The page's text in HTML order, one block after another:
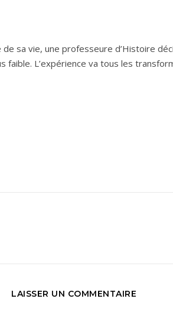
sa vie, une professeure d’Histoire
L’expérience va tous les
LAISSER UN COMMENTAIRE